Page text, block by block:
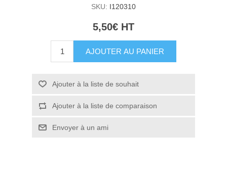
SKU: I120310
5,50€ HT
AJOUTER AU PANIER
Ajouter à la liste de souhait
Ajouter à la liste de comparaison
Envoyer à un ami